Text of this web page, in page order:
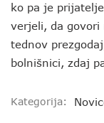
ko pa je
verjeli, da govori
tednov
bolnišnici, zdaj
Kategorija: